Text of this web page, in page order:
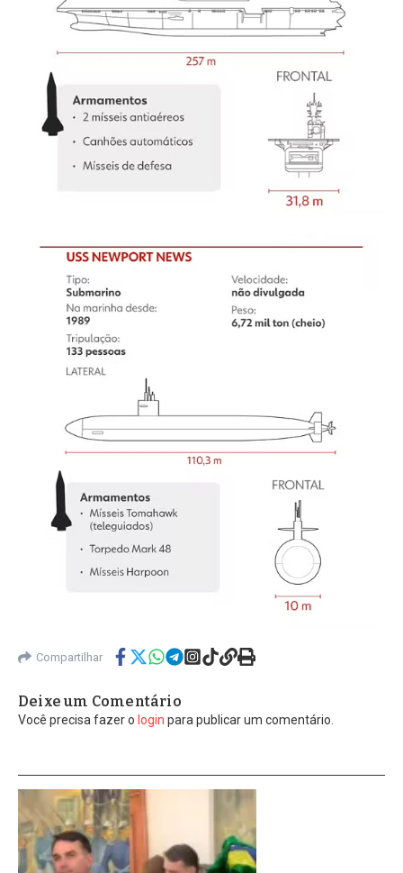
Compartilhar
Deixe um Comentário
Você precisa fazer o login para publicar um comentário.